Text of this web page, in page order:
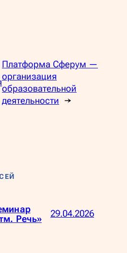
Платформа Сферум —
организация
образовательной
деятельности →
Речь»
29.04.2026